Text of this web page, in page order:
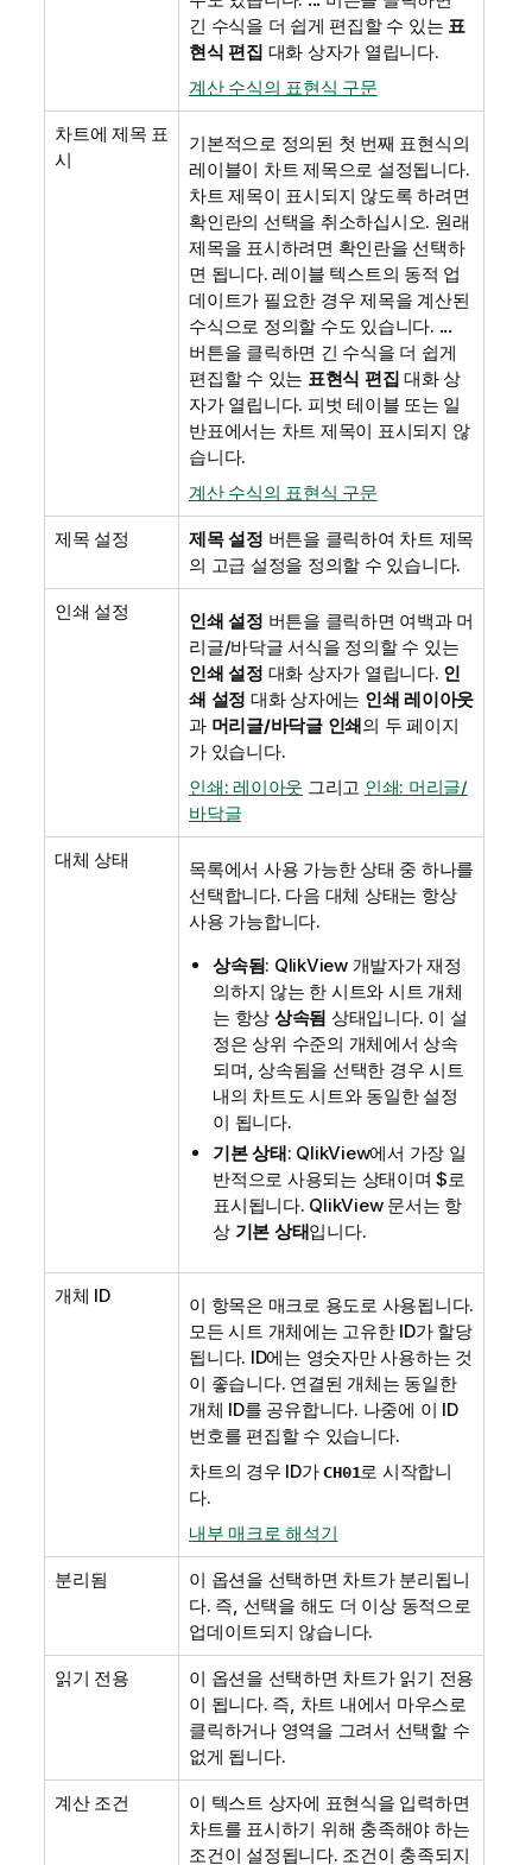
긴 수식을 더 쉽게 편집할 수 있는 표
현식 편집 대화 상자가 열립니다.
계산 수식의 표현식 구문
차트에 제목 표
시
기본적으로 정의된 첫 번째 표현식의
레이블이 차트 제목으로 설정됩니다.
차트 제목이 표시되지 않도록 하려면
확인란의 선택을 취소하십시오. 원래
제목을 표시하려면 확인란을 선택하
면 됩니다. 레이블 텍스트의 동적 업
데이트가 필요한 경우 제목을 계산된
수식으로 정의할 수도 있습니다. ...
버튼을 클릭하면 긴 수식을 더 쉽게
편집할 수 있는 표현식 편집 대화 상
자가 열립니다. 피벗 테이블 또는 일
반표에서는 차트 제목이 표시되지 않
습니다.
계산 수식의 표현식 구문
제목 설정 제목 설정 버튼을 클릭하여 차트 제목
의 고급 설정을 정의할 수 있습니다.
인쇄 설정 인쇄 설정 버튼을 클릭하면 여백과 머
리글/바닥글 서식을 정의할 수 있는
인쇄 설정 대화 상자가 열립니다. 인
쇄 설정 대화 상자에는 인쇄 레이아웃
과 머리글/바닥글 인쇄의 두 페이지
가 있습니다.
인쇄: 레이아웃 그리고 인쇄: 머리글/
바닥글
대체 상태
목록에서 사용 가능한 상태 중 하나를
선택합니다. 다음 대체 상태는 항상
사용 가능합니다.
상속됨: QlikView 개발자가 재정
의하지 않는 한 시트와 시트 개체
는 항상 상속됨 상태입니다. 이 설
정은 상위 수준의 개체에서 상속
되며, 상속됨을 선택한 경우 시트
내의 차트도 시트와 동일한 설정
이 됩니다.
기본 상태: QlikView에서 가장 일
반적으로 사용되는 상태이며 $로
표시됩니다. QlikView 문서는 항
상 기본 상태입니다.
개체 ID
이 항목은 매크로 용도로 사용됩니다.
모든 시트 개체에는 고유한 ID가 할당
됩니다. ID에는 영숫자만 사용하는 것
이 좋습니다. 연결된 개체는 동일한
개체 ID를 공유합니다. 나중에 이 ID
번호를 편집할 수 있습니다.
차트의 경우 ID가CH01로 시작합니
다.
내부 매크로 해석기
분리됨
이 옵션을 선택하면 차트가 분리됩니
다. 즉, 선택을 해도 더 이상 동적으로
업데이트되지 않습니다.
읽기 전용
이 옵션을 선택하면 차트가 읽기 전용
이 됩니다. 즉, 차트 내에서 마우스로
클릭하거나 영역을 그려서 선택할 수
없게 됩니다.
계산 조건
이 텍스트 상자에 표현식을 입력하면
차트를 표시하기 위해 충족해야 하는
조건이 설정됩니다. 조건이 충족되지